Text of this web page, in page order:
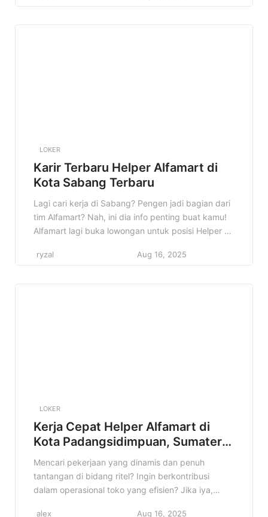
LOKER
Karir Terbaru Helper Alfamart di
Kota Sabang Terbaru
Lagi cari kerja di Sabang? Pengen jadi bagian dari
tim Alfamart? Nah, ini dia info penting buat kamu!
Alfamart lagi buka lowongan untuk posisi Helper di
nyari peluang kerja dan pengen berkembang di
ryzal Aug 16, 2025
LOKER
Kerja Cepat Helper Alfamart di
Kota Padangsidimpuan, Sumatera
Utara Terbaru Tahun 2025
Mencari pekerjaan yang dinamis dan penuh
tantangan di bidang ritel? Ingin berkontribusi
dalam operasional toko yang efisien? Jika iya,
alex Aug 16, 2025